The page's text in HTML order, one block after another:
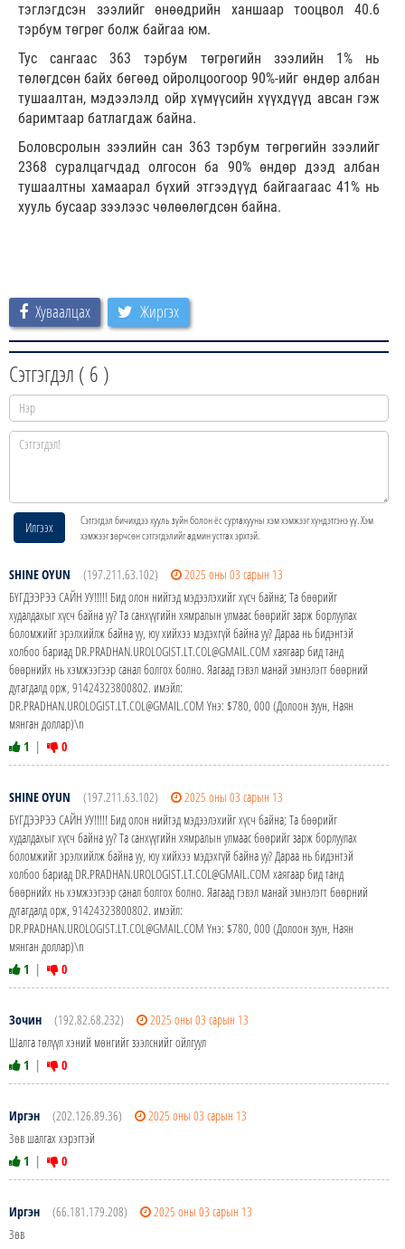
тэглэгдсэн зээлийг өнөөдрийн ханшаар тооцвол 40.6
тэрбум төгрөг болж байгаа юм.
Тус сангаас 363 тэрбум төгрөгийн зээлийн 1% нь
төлөгдсөн байх бөгөөд ойролцоогоор 90%-ийг өндөр албан
тушаалтан, мэдээлэлд ойр хүмүүсийн хүүхдүүд авсан гэж
баримтаар батлагдаж байна.
Боловсролын зээлийн сан 363 тэрбум төгрөгийн зээлийг
2368 суралцагчдад олгосон ба 90% өндөр дээд албан
тушаалтны хамаарал бүхий этгээдүүд байгаагаас 41% нь
хууль бусаар зээлээс чөлөөлөгдсөн байна.
Хуваалцах Жиргэх
Сэтгэгдэл ( 6 )
Илгээх
Сэтгэгдэл бичихдээ хууль зүйн болон ёс суртахууны хэм хэмжээг хүндэтгэнэ үү. Хэм
хэмжээг зөрчсөн сэтгэгдэлийг админ устгах эрхтэй.
SHINE OYUN (197.211.63.102)
2025 оны 03 сарын 13
БҮГДЭЭРЭЭ САЙН УУ!!!!! Бид олон нийтэд мэдээлэхийг хүсч байна; Та бөөрийг
худалдахыг хүсч байна уу? Та санхүүгийн хямралын улмаас бөөрийг зарж борлуулах
боломжийг эрэлхийлж байна уу, юу хийхээ мэдэхгүй байна уу? Дараа нь бидэнтэй
холбоо бариад DR.PRADHAN.UROLOGIST.LT.COL@GMAIL.COM хаягаар бид танд
бөөрнийх нь хэмжээгээр санал болгох болно. Яагаад гэвэл манай эмнэлэгт бөөрний
дутагдалд орж, 91424323800802. имэйл:
DR.PRADHAN.UROLOGIST.LT.COL@GMAIL.COM Yнэ: $780, 000 (Долоон зуун, Наян
мянган доллар)\n
1 | 0
SHINE OYUN (197.211.63.102)
2025 оны 03 сарын 13
БҮГДЭЭРЭЭ САЙН УУ!!!!! Бид олон нийтэд мэдээлэхийг хүсч байна; Та бөөрийг
худалдахыг хүсч байна уу? Та санхүүгийн хямралын улмаас бөөрийг зарж борлуулах
боломжийг эрэлхийлж байна уу, юу хийхээ мэдэхгүй байна уу? Дараа нь бидэнтэй
холбоо бариад DR.PRADHAN.UROLOGIST.LT.COL@GMAIL.COM хаягаар бид танд
бөөрнийх нь хэмжээгээр санал болгох болно. Яагаад гэвэл манай эмнэлэгт бөөрний
дутагдалд орж, 91424323800802. имэйл:
DR.PRADHAN.UROLOGIST.LT.COL@GMAIL.COM Yнэ: $780, 000 (Долоон зуун, Наян
мянган доллар)\n
1 | 0
Зочин (192.82.68.232)
2025 оны 03 сарын 13
Шалга төлүүл хэний мөнгийг зээлснийг ойлгуул
1 | 0
Иргэн (202.126.89.36)
2025 оны 03 сарын 13
Зөв шалгах хэрэгтэй
1 | 0
Иргэн (66.181.179.208)
2025 оны 03 сарын 13
Зөв